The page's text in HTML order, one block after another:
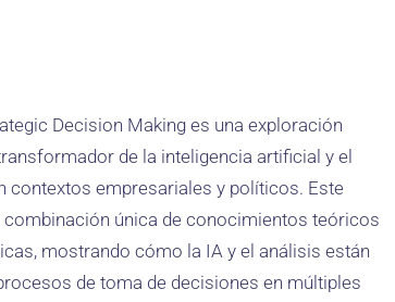
Decision Making es una exploración
de la inteligencia artificial y el
contextos empresariales y políticos. Este
única de conocimientos teóricos
mostrando cómo la IA y el análisis están
de toma de decisiones en múltiples